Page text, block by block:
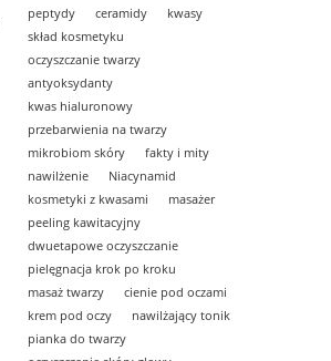
peptydy
ceramidy
kwasy
skład kosmetyku
oczyszczanie twarzy
antyoksydanty
kwas hialuronowy
przebarwienia na twarzy
mikrobiom skóry
fakty i mity
nawilżenie
Niacynamid
kosmetyki z kwasami
masażer
peeling kawitacyjny
dwuetapowe oczyszczanie
pielęgnacja krok po kroku
masaż twarzy
cienie pod oczami
krem pod oczy
nawilżający tonik
pianka do twarzy